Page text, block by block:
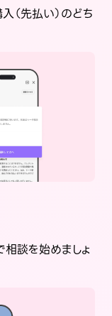
（先払い）のどち
相談を始めましょ